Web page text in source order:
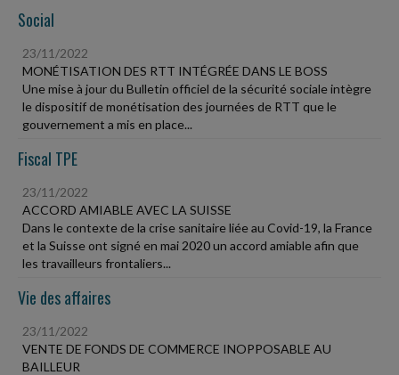
Social
23/11/2022
MONÉTISATION DES RTT INTÉGRÉE DANS LE BOSS
Une mise à jour du Bulletin officiel de la sécurité sociale intègre
le dispositif de monétisation des journées de RTT que le
gouvernement a mis en place...
Fiscal TPE
23/11/2022
ACCORD AMIABLE AVEC LA SUISSE
Dans le contexte de la crise sanitaire liée au Covid-19, la France
et la Suisse ont signé en mai 2020 un accord amiable afin que
les travailleurs frontaliers...
Vie des affaires
23/11/2022
VENTE DE FONDS DE COMMERCE INOPPOSABLE AU
BAILLEUR